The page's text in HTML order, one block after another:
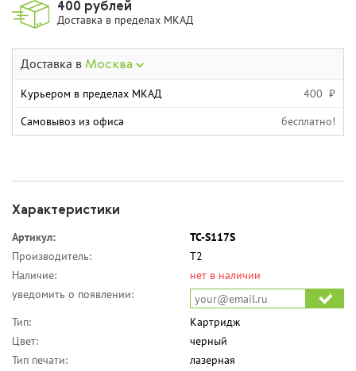
400 рублей
Доставка в пределах МКАД
Доставка в Москва
Курьером в пределах МКАД
400 ₽
Самовывоз из офиса
бесплатно!
Характеристики
Артикул:
TC-S117S
Производитель:
T2
Наличие:
нет в наличии
уведомить о появлении:
Тип:
Картридж
Цвет:
черный
Тип печати:
лазерная